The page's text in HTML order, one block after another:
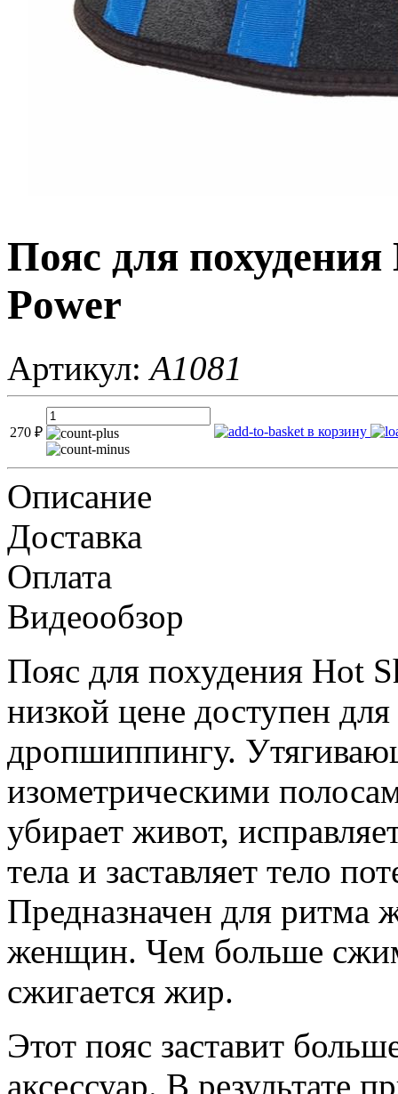
Пояс для
Power
Артикул:A1081
270 ₽ в корзину
Описание
Доставка
Оплата
Видеообзор
Пояс для похудения Hot
низкой цене доступен
дропшиппингу.
изометрическими
убирает живот,
тела и заставляет тело
Предназначен для
женщин. Чем больше
сжигается жир.
Этот пояс заставит
аксессуар. В результате